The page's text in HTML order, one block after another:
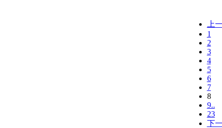
上
1
2
3
4
5
6
7
8
9..
23
下